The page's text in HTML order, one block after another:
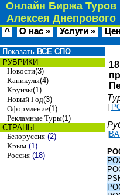
Онлайн Биржа Туров
Алексея Днепрового
^ О нас » Услуги »
Показать ВСЕ СПО
РУБРИКИ
Новости(3)
Каникулы(4)
Круизы(1)
Новый Год(3)
Оформление(1)
Рекламные Туры(1)
СТРАНЫ
Белоруссия (2)
Крым (1)
Россия (18)